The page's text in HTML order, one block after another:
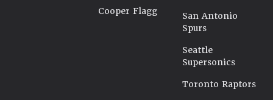
Cooper Flagg
San Antonio
Spurs
Seattle
Supersonics
Toronto Raptors